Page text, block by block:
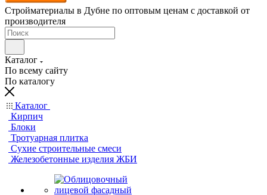
Стройматериалы в Дубне по оптовым ценам с доставкой от
производителя
Каталог
По всему сайту
По каталогу
Каталог
Кирпич
Блоки
Тротуарная плитка
Сухие строительные смеси
Железобетонные изделия ЖБИ